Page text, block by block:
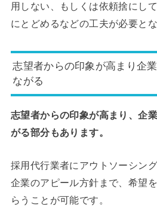
用しない、もしくは依頼捨にし
にとどめるなどの工夫が必要とな
志望者からの印象が高まり企
ながる
志望者からの印象が高まり、企
がる部分もあります。
採用代行業者にアウトソーシン
企業のアピール方針まで、希望
らうことが可能です。